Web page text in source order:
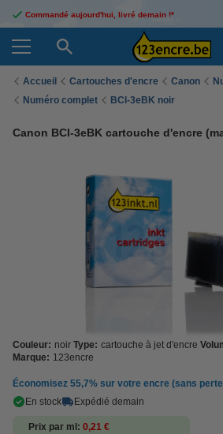
Commandé aujourd'hui, livré demain !*
Accueil Cartouches d'encre Canon
Numéro complet
BCI-3eBK noir
Canon BCI-3eBK cartouche d'encre
Couleur: noir Type: cartouche à jet d'encre
Marque: 123encre
Économisez 55,7% sur votre encre (sans
En stock
Expédié demain
Prix par ml 0,21 €